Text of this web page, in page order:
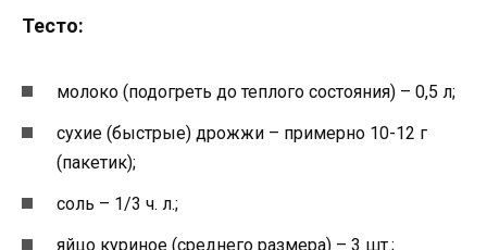
Тесто:
молоко (подогреть до теплого состояния) – 0,5 л;
сухие (быстрые) дрожжи – примерно 10-12 г
(пакетик);
соль – 1/3 ч. л.;
яйцо куриное (среднего размера) – 3 шт.;